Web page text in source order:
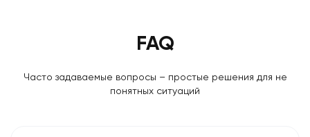
FAQ
Часто задаваемые вопросы – простые решения для не
понятных ситуаций